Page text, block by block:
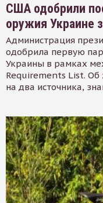
США одобрили
оружия Украине
Администрация
одобрила первую
Украины в рамках
Requirements List. Об
на два источника,